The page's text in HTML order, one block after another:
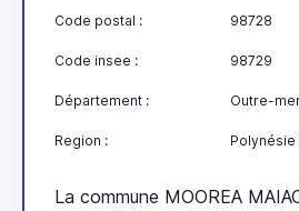
Code postal : 98728
Code insee : 98729
Département : Outre-
Region : Polynésie
La commune MOOREA